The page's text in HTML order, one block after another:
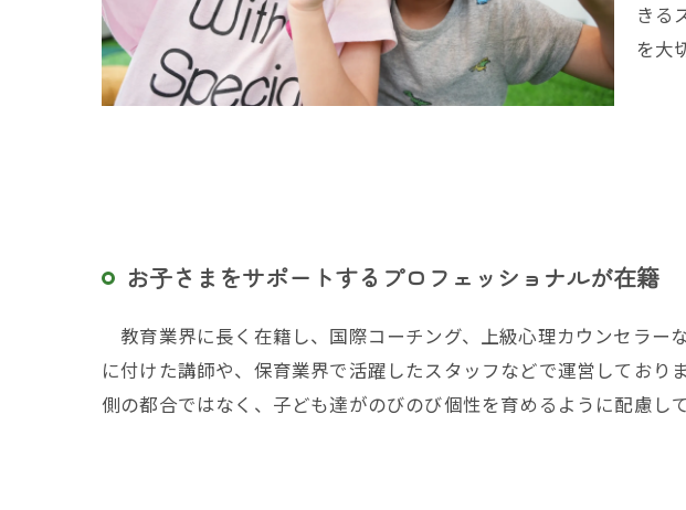
きる
を大
お子さまをサポートするプロフェッショナルが在籍
教育業界に長く在籍し、国際コーチング、上級心理カウンセラー
に付けた講師や、保育業界で活躍したスタッフなどで運営しており
側の都合ではなく、子ども達がのびのび個性を育めるように配慮して